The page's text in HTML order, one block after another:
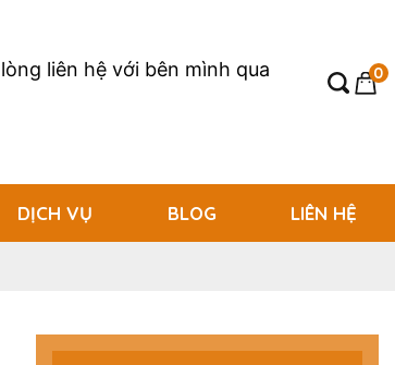
liên hệ với bên mình qua
0
DỊCH VỤ BLOG LIÊN HỆ